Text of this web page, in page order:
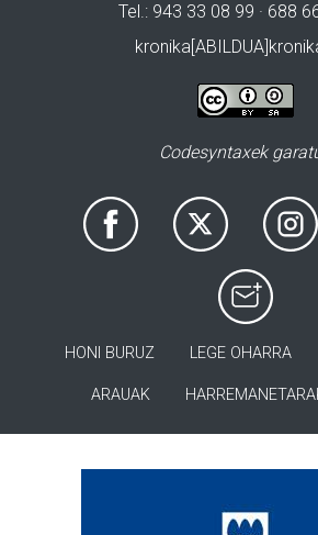
Tel.: 943 33 08 99 · 688
Codesyntaxek
HONI BURUZ LEGE OHARRA
ARAUAK